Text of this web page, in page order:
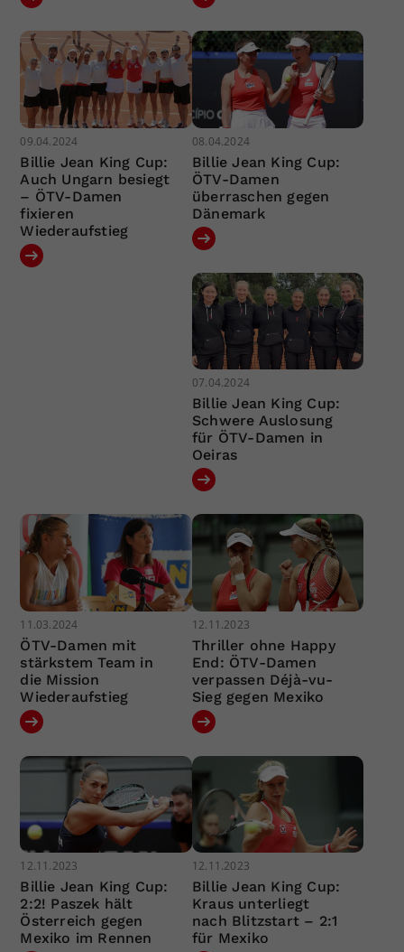
09.04.2024
Billie Jean King Cup:
Auch Ungarn besiegt
– ÖTV-Damen
fixieren
Wiederaufstieg
08.04.2024
Billie Jean King Cup:
ÖTV-Damen
überraschen gegen
Dänemark
07.04.2024
Billie Jean King Cup:
Schwere Auslosung
für ÖTV-Damen in
Oeiras
11.03.2024
ÖTV-Damen mit
stärkstem Team in
die Mission
Wiederaufstieg
12.11.2023
Thriller ohne Happy
End: ÖTV-Damen
verpassen Déjà-vu-
Sieg gegen Mexiko
12.11.2023
Billie Jean King Cup:
2:2! Paszek hält
Österreich gegen
Mexiko im Rennen
12.11.2023
Billie Jean King Cup:
Kraus unterliegt
nach Blitzstart – 2:1
für Mexiko